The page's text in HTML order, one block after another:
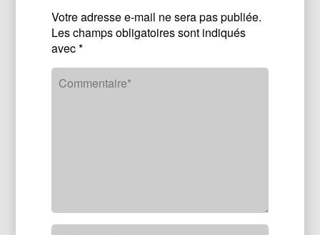
Votre adresse e-mail ne sera pas publiée.
Les champs obligatoires sont indiqués
avec*